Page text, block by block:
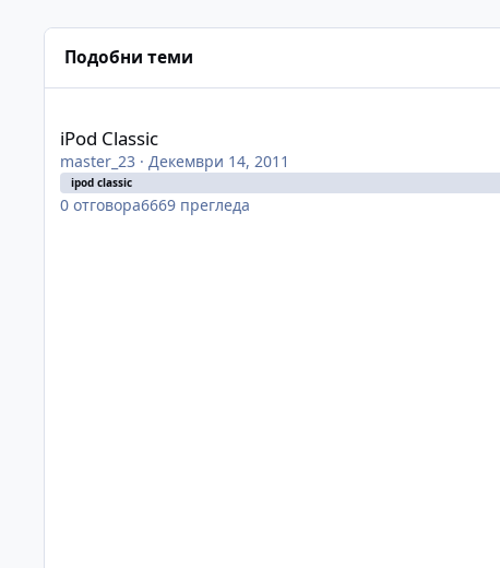
Подобни теми
iPod Classic
master_23 · Декември 14, 2011
ipod classic
0 отговора6669 прегледа